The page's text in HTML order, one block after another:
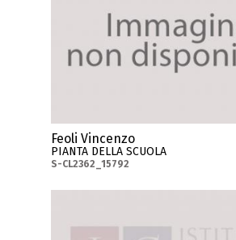
Feoli Vincenzo
PIANTA DELLA SCUOLA
S-CL2362_15792